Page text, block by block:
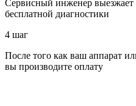
Сервисный инженер
бесплатной диагностики
4 шаг
После того как ваш аппарат
вы производите оплату